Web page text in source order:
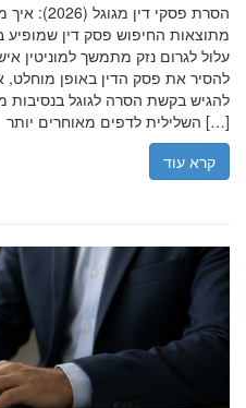
הסרת פסקי
מתוצאות החיפוש פסק דין שמופיע
עלול לגרום נזק מתמשך למוניטין
להסיר את פסק הדין באופן מוחלט,
להגיש בקשת הסרה לגוגל בנסיבות
השלילית לדפים מאוחרים יותר […]
קרא עוד